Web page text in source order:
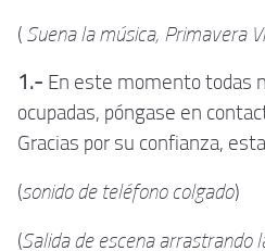
( Suena la música, Primavera
1.- En este momento todas
ocupadas, póngase en
Gracias por su confianza,
(sonido de teléfono colgado)
(Salida de escena arrastrando